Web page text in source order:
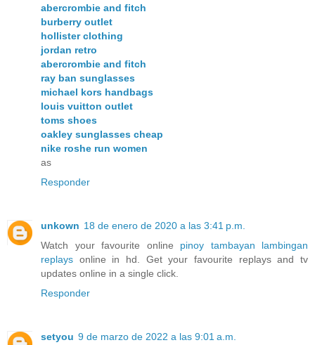
abercrombie and fitch
burberry outlet
hollister clothing
jordan retro
abercrombie and fitch
ray ban sunglasses
michael kors handbags
louis vuitton outlet
toms shoes
oakley sunglasses cheap
nike roshe run women
as
Responder
unkown 18 de enero de 2020 a las 3:41 p.m.
Watch your favourite online pinoy tambayan lambingan
replays online in hd. Get your favourite replays and tv
updates online in a single click.
Responder
setyou 9 de marzo de 2022 a las 9:01 a.m.